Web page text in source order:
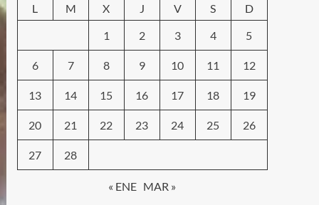
L
M X J V S
D
1
2 3 4 5
6 7 8 9 10 11 12
13 14 15 16 17 18 19
20 21 22 23 24 25 26
27 28
« ENE MAR »